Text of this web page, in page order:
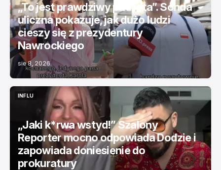
„To jest prawdziwy patriota”. Sonda
uliczna pokazuje, jak dużo ludzi
cieszy się z prezydentury
Nawrockiego
sie 8, 2026
INFLU
„Jaki k*rwa wstyd!” Szalony
Reporter mocno odpowiada Dodzie i
zapowiada doniesienie do
prokuratury